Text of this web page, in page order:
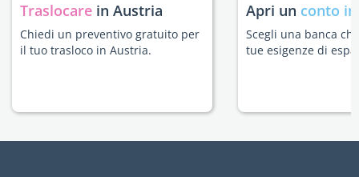
Traslocare in Austria
Chiedi un preventivo gratuito per
il tuo trasloco in Austria.
Apri un conto
Scegli una banca
tue esigenze di